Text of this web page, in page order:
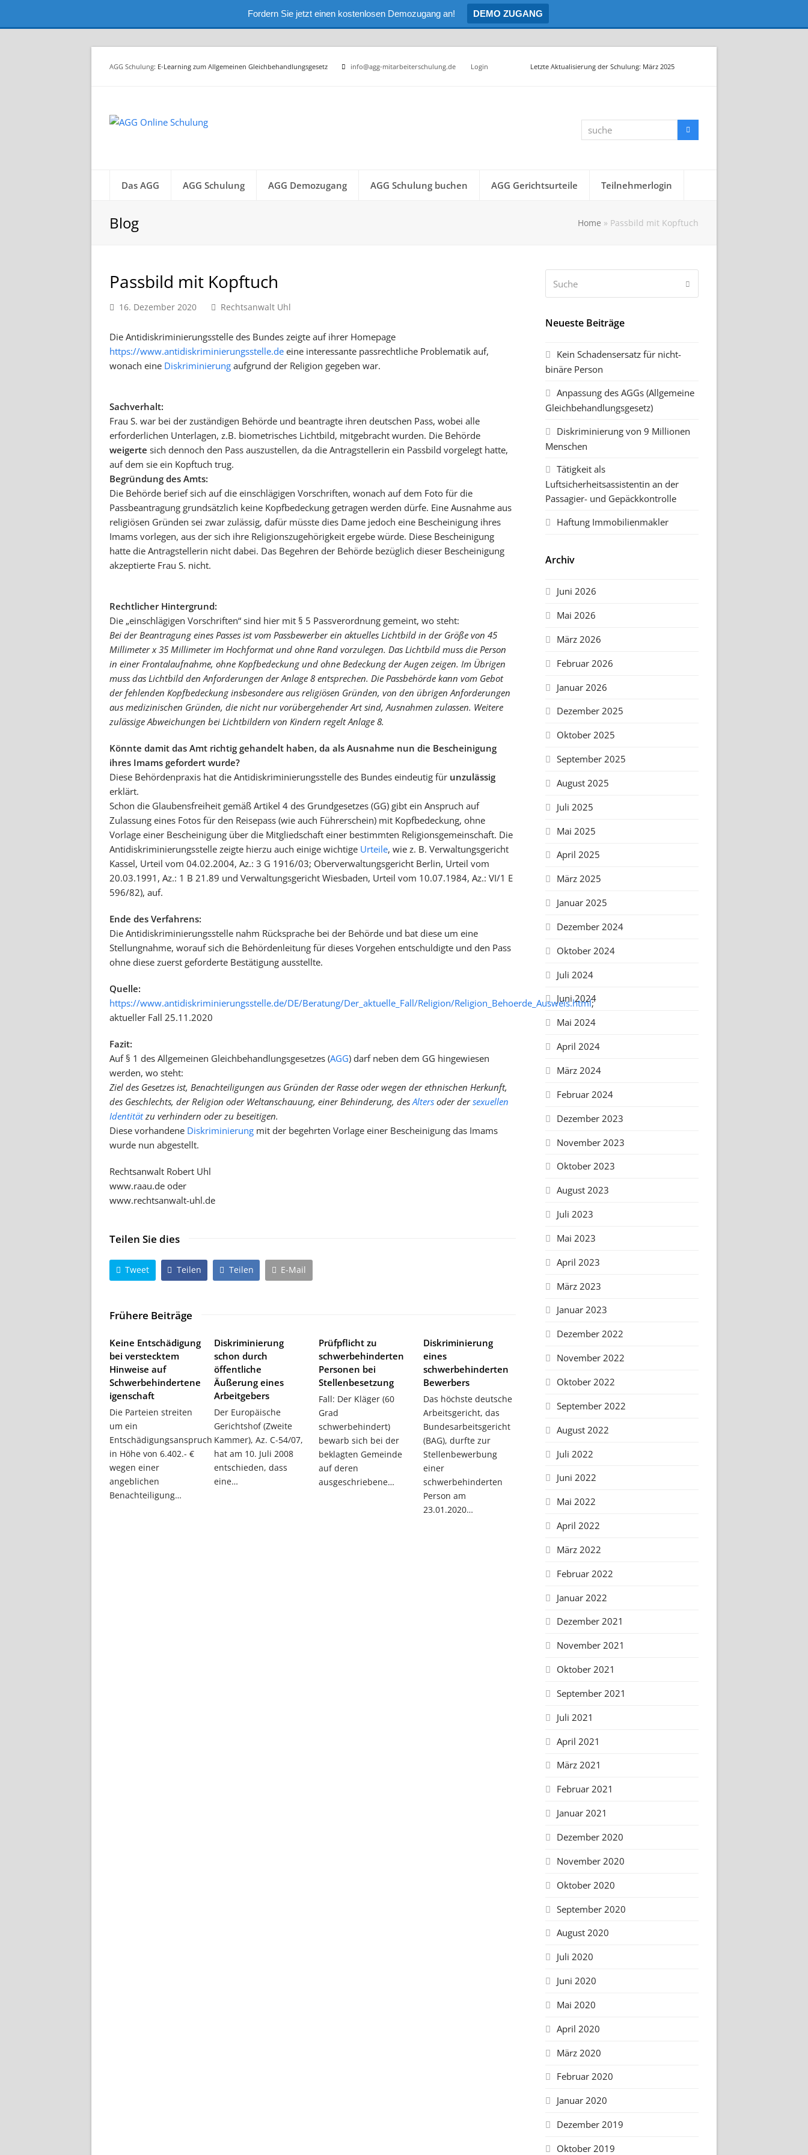
Fordern Sie jetzt einen kostenlosen Demozugang an! DEMO ZUGANG
AGG Schulung: E-Learning zum Allgemeinen Gleichbehandlungsgesetz info@agg-mitarbeiterschulung.de Login Letzte Aktualisierung der Schulung: März 2025
suche
Das AGG AGG Schulung AGG Demozugang AGG Schulung buchen AGG Gerichtsurteile Teilnehmerlogin
Blog Home » Passbild mit Kopftuch
Passbild mit Kopftuch
16. Dezember 2020 Rechtsanwalt Uhl
Die Antidiskriminierungsstelle des Bundes zeigte auf ihrer Homepage
https://www.antidiskriminierungsstelle.de eine interessante passrechtliche Problematik auf,
wonach eine Diskriminierung aufgrund der Religion gegeben war.
Sachverhalt:
Frau S. war bei der zuständigen Behörde und beantragte ihren deutschen Pass, wobei alle
erforderlichen Unterlagen, z.B. biometrisches Lichtbild, mitgebracht wurden. Die Behörde
weigerte sich dennoch den Pass auszustellen, da die Antragstellerin ein Passbild vorgelegt hatte,
auf dem sie ein Kopftuch trug.
Begründung des Amts:
Die Behörde berief sich auf die einschlägigen Vorschriften, wonach auf dem Foto für die
Passbeantragung grundsätzlich keine Kopfbedeckung getragen werden dürfe. Eine Ausnahme aus
religiösen Gründen sei zwar zulässig, dafür müsste dies Dame jedoch eine Bescheinigung ihres
Imams vorlegen, aus der sich ihre Religionszugehörigkeit ergebe würde. Diese Bescheinigung
hatte die Antragstellerin nicht dabei. Das Begehren der Behörde bezüglich dieser Bescheinigung
akzeptierte Frau S. nicht.
Rechtlicher Hintergrund:
Die „einschlägigen Vorschriften“ sind hier mit § 5 Passverordnung gemeint, wo steht:
Bei der Beantragung eines Passes ist vom Passbewerber ein aktuelles Lichtbild in der Größe von 45
Millimeter x 35 Millimeter im Hochformat und ohne Rand vorzulegen. Das Lichtbild muss die Person
in einer Frontalaufnahme, ohne Kopfbedeckung und ohne Bedeckung der Augen zeigen. Im Übrigen
muss das Lichtbild den Anforderungen der Anlage 8 entsprechen. Die Passbehörde kann vom Gebot
der fehlenden Kopfbedeckung insbesondere aus religiösen Gründen, von den übrigen Anforderungen
aus medizinischen Gründen, die nicht nur vorübergehender Art sind, Ausnahmen zulassen. Weitere
zulässige Abweichungen bei Lichtbildern von Kindern regelt Anlage 8.
Könnte damit das Amt richtig gehandelt haben, da als Ausnahme nun die Bescheinigung
ihres Imams gefordert wurde?
Diese Behördenpraxis hat die Antidiskriminierungsstelle des Bundes eindeutig für unzulässig
erklärt.
Schon die Glaubensfreiheit gemäß Artikel 4 des Grundgesetzes (GG) gibt ein Anspruch auf
Zulassung eines Fotos für den Reisepass (wie auch Führerschein) mit Kopfbedeckung, ohne
Vorlage einer Bescheinigung über die Mitgliedschaft einer bestimmten Religionsgemeinschaft. Die
Antidiskriminierungsstelle zeigte hierzu auch einige wichtige Urteile, wie z. B. Verwaltungsgericht
Kassel, Urteil vom 04.02.2004, Az.: 3 G 1916/03; Oberverwaltungsgericht Berlin, Urteil vom
20.03.1991, Az.: 1 B 21.89 und Verwaltungsgericht Wiesbaden, Urteil vom 10.07.1984, Az.: VI/1 E
596/82), auf.
Ende des Verfahrens:
Die Antidiskriminierungsstelle nahm Rücksprache bei der Behörde und bat diese um eine
Stellungnahme, worauf sich die Behördenleitung für dieses Vorgehen entschuldigte und den Pass
ohne diese zuerst geforderte Bestätigung ausstellte.
Quelle:
https://www.antidiskriminierungsstelle.de/DE/Beratung/Der_aktuelle_Fall/Religion/Religion_Behoerde_Ausweis.html;
aktueller Fall 25.11.2020
Fazit:
Auf § 1 des Allgemeinen Gleichbehandlungsgesetzes (AGG) darf neben dem GG hingewiesen
werden, wo steht:
Ziel des Gesetzes ist, Benachteiligungen aus Gründen der Rasse oder wegen der ethnischen Herkunft,
des Geschlechts, der Religion oder Weltanschauung, einer Behinderung, desAlters oder dersexuellen
Identitätzu verhindern oder zu beseitigen.
Diese vorhandene Diskriminierung mit der begehrten Vorlage einer Bescheinigung das Imams
wurde nun abgestellt.
Rechtsanwalt Robert Uhl
www.raau.de oder
www.rechtsanwalt-uhl.de
Teilen Sie dies
Tweet Teilen Teilen E-Mail
Frühere Beiträge
Keine Entschädigung
bei verstecktem
Hinweise auf
Schwerbehindertene
igenschaft
Die Parteien streiten
um ein
Entschädigungsanspruch
in Höhe von 6.402.- €
wegen einer
angeblichen
Benachteiligung…
Diskriminierung
schon durch
öffentliche
Äußerung eines
Arbeitgebers
Der Europäische
Gerichtshof (Zweite
Kammer), Az. C‑54/07,
hat am 10. Juli 2008
entschieden, dass
eine…
Prüfpflicht zu
schwerbehinderten
Personen bei
Stellenbesetzung
Fall: Der Kläger (60
Grad
schwerbehindert)
bewarb sich bei der
beklagten Gemeinde
auf deren
ausgeschriebene…
Diskriminierung
eines
schwerbehinderten
Bewerbers
Das höchste deutsche
Arbeitsgericht, das
Bundesarbeitsgericht
(BAG), durfte zur
Stellenbewerbung
einer
schwerbehinderten
Person am
23.01.2020…
Neueste Beiträge
Kein Schadensersatz für nicht-
binäre Person
Anpassung des AGGs (Allgemeine
Gleichbehandlungsgesetz)
Diskriminierung von 9 Millionen
Menschen
Tätigkeit als
Luftsicherheitsassistentin an der
Passagier- und Gepäckkontrolle
Haftung Immobilienmakler
Archiv
Juni 2026
Mai 2026
März 2026
Februar 2026
Januar 2026
Dezember 2025
Oktober 2025
September 2025
August 2025
Juli 2025
Mai 2025
April 2025
März 2025
Januar 2025
Dezember 2024
Oktober 2024
Juli 2024
Juni 2024
Mai 2024
April 2024
März 2024
Februar 2024
Dezember 2023
November 2023
Oktober 2023
August 2023
Juli 2023
Mai 2023
April 2023
März 2023
Januar 2023
Dezember 2022
November 2022
Oktober 2022
September 2022
August 2022
Juli 2022
Juni 2022
Mai 2022
April 2022
März 2022
Februar 2022
Januar 2022
Dezember 2021
November 2021
Oktober 2021
September 2021
Juli 2021
April 2021
März 2021
Februar 2021
Januar 2021
Dezember 2020
November 2020
Oktober 2020
September 2020
August 2020
Juli 2020
Juni 2020
Mai 2020
April 2020
März 2020
Februar 2020
Januar 2020
Dezember 2019
Oktober 2019